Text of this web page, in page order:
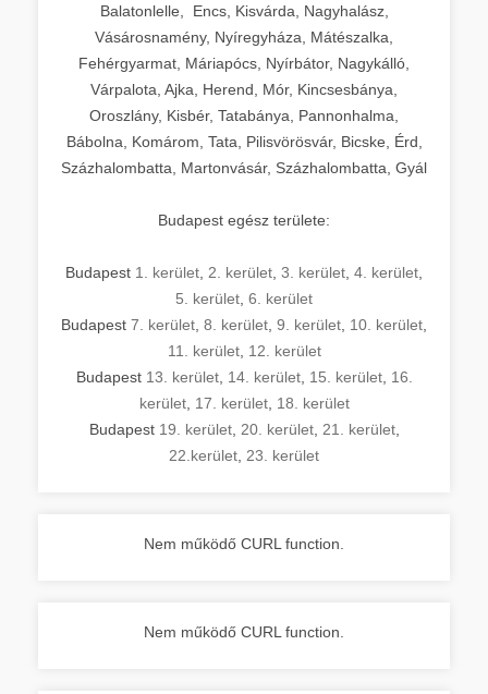
Balatonlelle, Encs, Kisvárda, Nagyhalász,
Vásárosnamény, Nyíregyháza, Mátészalka,
Fehérgyarmat, Máriapócs, Nyírbátor, Nagykálló,
Várpalota, Ajka, Herend, Mór, Kincsesbánya,
Oroszlány, Kisbér, Tatabánya, Pannonhalma,
Bábolna, Komárom, Tata, Pilisvörösvár, Bicske, Érd,
Százhalombatta, Martonvásár, Százhalombatta, Gyál
Budapest egész területe:
Budapest 1. kerület 2. kerület 3. kerület 4. kerület
5. kerület 6. kerület
Budapest 7. kerület 8. kerület 9. kerület 10. kerület
11. kerület, 12. kerület
Budapest 13. kerület, 14. kerület, 15. kerület, 16.
kerület, 17. kerület, 18. kerület
Budapest 19. kerület, 20. kerület, 21. kerület,
22.kerület 23. kerület
Nem működő CURL function.
Nem működő CURL function.